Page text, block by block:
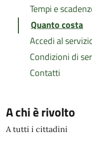
Tempi e
Quanto costa
Accedi al
Condizioni di
Contatti
A chi è rivolto
A tutti i cittadini